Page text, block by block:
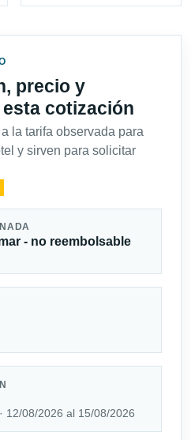
precio y
cotización
la tarifa observada para
y sirven para solicitar
- no reembolsable
12/08/2026 al 15/08/2026